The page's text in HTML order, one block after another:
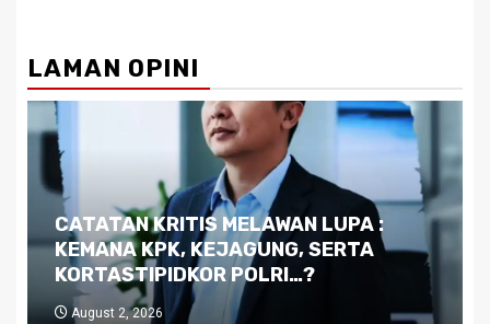
LAMAN OPINI
Dilema Kaltim di Tengah Krisis:
Kutukan Sumber Daya Alam dan
Pemimpin yang Tak Kreatif
July 29, 2026